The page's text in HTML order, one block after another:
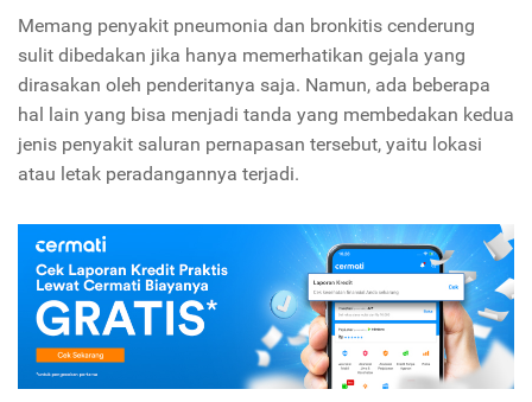
Memang penyakit pneumonia dan bronkitis cenderung
sulit dibedakan jika hanya memerhatikan gejala yang
dirasakan oleh penderitanya saja. Namun, ada beberapa
hal lain yang bisa menjadi tanda yang membedakan kedua
jenis penyakit saluran pernapasan tersebut, yaitu lokasi
atau letak peradangannya terjadi.